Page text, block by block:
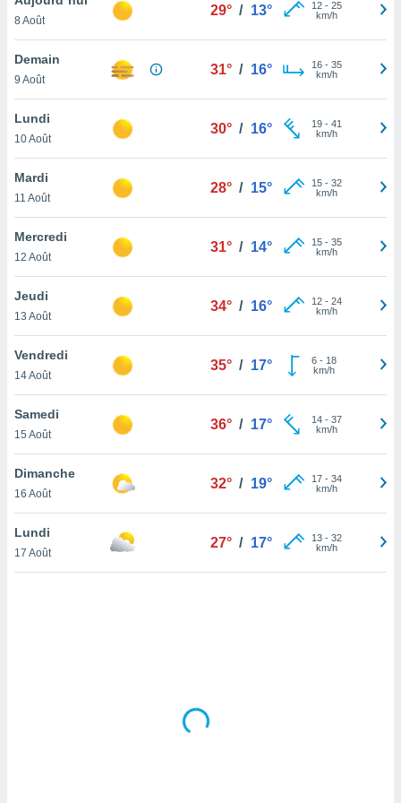
et
»,
au
vous
qu'ils
ou
le
ainsi
un
la
du
en
de
8 Août
29° / 13° 12- 25
km/h
Demain
9 Août
31° / 16° 16- 35
km/h
Lundi
10 Août
30° / 16° 19- 41
km/h
Mardi
11 Août
28° / 15° 15- 32
km/h
Mercredi
12 Août
31° / 14° 15- 35
km/h
Jeudi
13 Août
34° / 16° 12- 24
km/h
Vendredi
14 Août
35° / 17° 6- 18
km/h
Samedi
15 Août
36° / 17° 14- 37
km/h
Dimanche
16 Août
32° / 19° 17- 34
km/h
Lundi
17 Août
27° / 17° 13- 32
km/h